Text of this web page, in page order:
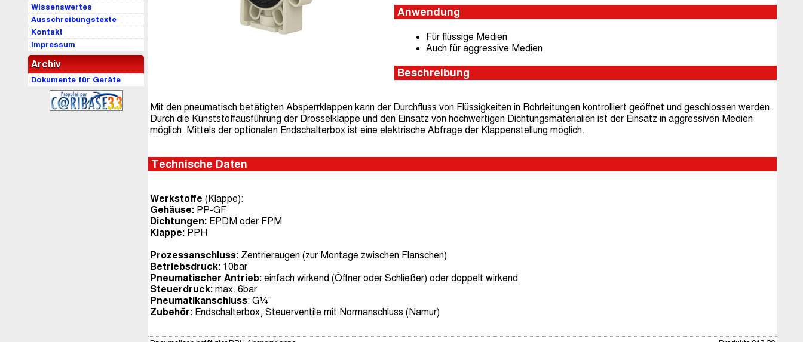
Wissenswertes
Ausschreibungstexte
Kontakt
Impressum
Archiv
Dokumente für Geräte
Anwendung
Für flüssige Medien
Auch für aggressive Medien
Beschreibung
Mit den pneumatisch betätigten Absperrklappen kann der Durchfluss von Flüssigkeiten in Rohrleitungen kontrolliert geöffnet und geschlossen werden.
Durch die Kunststoffausführung der Drosselklappe und den Einsatz von hochwertigen Dichtungsmaterialien ist der Einsatz in aggressiven Medien
möglich. Mittels der optionalen Endschalterbox ist eine elektrische Abfrage der Klappenstellung möglich.
Technische Daten
Werkstoffe (Klappe):
Gehäuse: PP-GF
Dichtungen: EPDM oder FPM
Klappe: PPH
Prozessanschluss: Zentrieraugen (zur Montage zwischen Flanschen)
Betriebsdruck: 10bar
Pneumatischer Antrieb: einfach wirkend (Öffner oder Schließer) oder doppelt wirkend
Steuerdruck: max. 6bar
Pneumatikanschluss: G¼“
Zubehör: Endschalterbox, Steuerventile mit Normanschluss (Namur)